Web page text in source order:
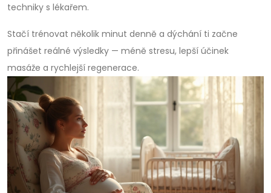
techniky s lékařem.
Stačí trénovat několik minut denně a dýchání ti začne
přinášet reálné výsledky — méně stresu, lepší účinek
masáže a rychlejší regenerace.